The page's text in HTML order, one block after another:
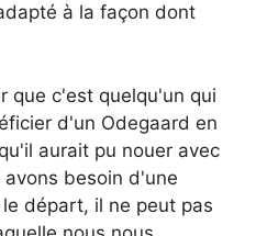
à la façon dont
que c'est quelqu'un qui
d'un Odegaard en
aurait pu nouer avec
avons besoin d'une
départ, il ne peut pas